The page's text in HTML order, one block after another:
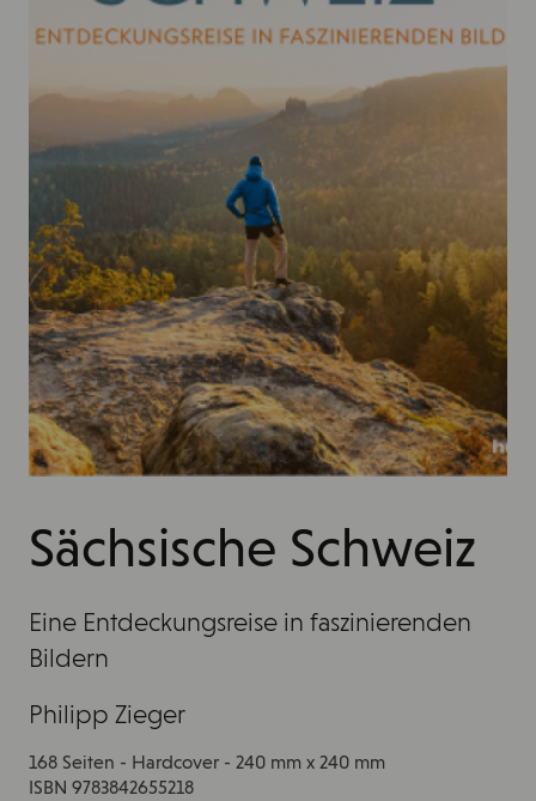
Sächsische Schweiz
Eine Entdeckungsreise in faszinierenden
Bildern
Philipp Zieger
168 Seiten - Hardcover - 240 mm x 240 mm
ISBN 9783842655218